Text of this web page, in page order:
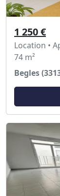
1 250 €
Location •
74 m²
Begles